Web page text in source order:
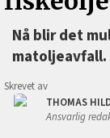
Nå blir det
matoljeavfall.
Skrevet av
THOMAS
Ansvarlig